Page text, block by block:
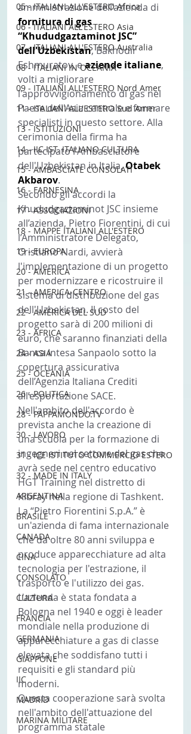
05 - ITALIANI ALL'ESTERO Africa
06 - ITALIANI ALL'ESTERO Asia
07 - ITALIANI ALL'ESTERO Australia
08 - ITALIANI IN OCEANIA
09 - ITALIANI ALL'ESTERO Nord Amer
11 - ITALIANI ALL'ESTERO Sud Amer
13 - ISTITUZIONI
14 - IIC IST. ITALIANO CULTURA
15 - AMBASCIATE CONSOLATI
16 - FARNESINA
17 - ASSOCIAZIONI
18 - MAPPE ITALIANI ALL'ESTERO
19 - EUROPA
20 - AMERICA
21 - AMERICA-CENTRO
22 - AMERICA DEL SUD
23 - AFRICA
24 - ASIA
25 - OCEANIA
26 - POLITICA
28 - PAPPAMONDO.TV
30 - LAVORO
31 - ICE ISTITUTO COMMERCIO ESTERO
32 - MADE IN ITALY
ARGENTINA
BRASILE
CANADA
CINA
CONSOLATO
CULTURA
FRANCIA
GERMANIA
GIAPPONE
IIC
MADRID
MARINA MILITARE
amministrazione dell’azienda di
fornitura di gas
“Khududgaztaminot JSC”
dell'Uzbekistan, Bakhodir
Eshmuratov, e aziende italiane,
volti a migliorare
l'approvvigionamento di gas nel
Paese dell'Asia centrale e formare
specialisti in questo settore. Alla
cerimonia della firma ha
partecipato l'Ambasciatore
dell'Uzbekistan in Italia, Otabek
Akbarov.
Secondo gli accordi la
Khududgaztaminot JSC insieme
all’azienda, Pietro Fiorentini, di cui
l’Amministratore Delegato,
Cristiano Nardi, avvierà
l'implementazione di un progetto
per modernizzare e ricostruire il
sistema di distribuzione del gas
dell'Uzbekistan. Il costo del
progetto sarà di 200 milioni di
euro, che saranno finanziati della
Banca Intesa Sanpaolo sotto la
copertura assicurativa
dell’Agenzia Italiana Crediti
all’esportazione SACE.
Nell'ambito dell'accordo è
prevista anche la creazione di
una scuola per la formazione di
ingegneri nel settore del gas che
avrà sede nel centro educativo
HGT Training nel distretto di
Kibray nella regione di Tashkent.
La “Pietro Fiorentini S.p.A.” è
un'azienda di fama internazionale
che da oltre 80 anni sviluppa e
produce apparecchiature ad alta
tecnologia per l'estrazione, il
trasporto e l'utilizzo dei gas.
L'azienda è stata fondata a
Bologna nel 1940 e oggi è leader
mondiale nella produzione di
apparecchiature a gas di classe
elevata che soddisfano tutti i
requisiti e gli standard più
moderni.
Questa cooperazione sarà svolta
nell'ambito dell'attuazione del
programma statale